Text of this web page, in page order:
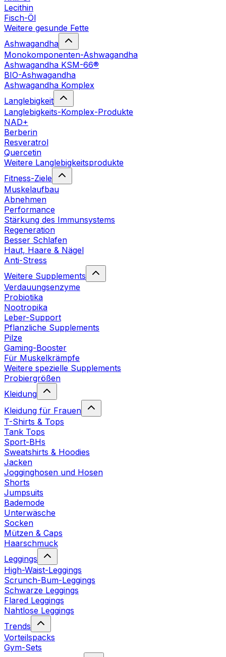
Lecithin
Fisch-Öl
Weitere gesunde Fette
Ashwagandha
Monokomponenten-Ashwagandha
Ashwagandha KSM-66®
BIO-Ashwagandha
Ashwagandha Komplex
Langlebigkeit
Langlebigkeits-Komplex-Produkte
NAD+
Berberin
Resveratrol
Quercetin
Weitere Langlebigkeitsprodukte
Fitness-Ziele
Muskelaufbau
Abnehmen
Performance
Stärkung des Immunsystems
Regeneration
Besser Schlafen
Haut, Haare & Nägel
Anti-Stress
Weitere Supplements
Verdauungsenzyme
Probiotika
Nootropika
Leber-Support
Pflanzliche Supplements
Pilze
Gaming-Booster
Für Muskelkrämpfe
Weitere spezielle Supplements
Probiergrößen
Kleidung
Kleidung für Frauen
T-Shirts & Tops
Tank Tops
Sport-BHs
Sweatshirts & Hoodies
Jacken
Jogginghosen und Hosen
Shorts
Jumpsuits
Bademode
Unterwäsche
Socken
Mützen & Caps
Haarschmuck
Leggings
High-Waist-Leggings
Scrunch-Bum-Leggings
Schwarze Leggings
Flared Leggings
Nahtlose Leggings
Trends
Vorteilspacks
Gym-Sets